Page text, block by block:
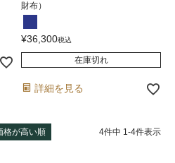
財布）
¥36,300税込
在庫切れ
詳細を見る
格が高い順 4件中 1 -4件表示